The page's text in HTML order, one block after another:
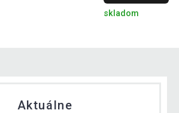
skladom
Aktuálne